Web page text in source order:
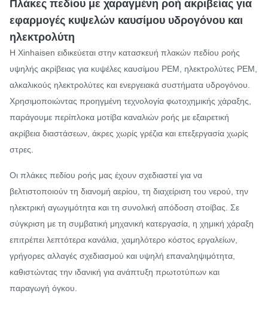
Πλάκες πεδίου με χαραγμένη ροή ακριβείας για
εφαρμογές κυψελών καυσίμου υδρογόνου και
ηλεκτρολύτη
Η Xinhaisen ειδικεύεται στην κατασκευή πλακών πεδίου ροής
υψηλής ακρίβειας για κυψέλες καυσίμου PEM, ηλεκτρολύτες PEM,
αλκαλικούς ηλεκτρολύτες και ενεργειακά συστήματα υδρογόνου.
Χρησιμοποιώντας προηγμένη τεχνολογία φωτοχημικής χάραξης,
παράγουμε περίπλοκα μοτίβα καναλιών ροής με εξαιρετική
ακρίβεια διαστάσεων, άκρες χωρίς γρέζια και επεξεργασία χωρίς
στρες.
Οι πλάκες πεδίου ροής μας έχουν σχεδιαστεί για να
βελτιστοποιούν τη διανομή αερίου, τη διαχείριση του νερού, την
ηλεκτρική αγωγιμότητα και τη συνολική απόδοση στοίβας. Σε
σύγκριση με τη συμβατική μηχανική κατεργασία, η χημική χάραξη
επιτρέπει λεπτότερα κανάλια, χαμηλότερο κόστος εργαλείων,
γρήγορες αλλαγές σχεδιασμού και υψηλή επαναληψιμότητα,
καθιστώντας την ιδανική για ανάπτυξη πρωτοτύπων και
παραγωγή όγκου.